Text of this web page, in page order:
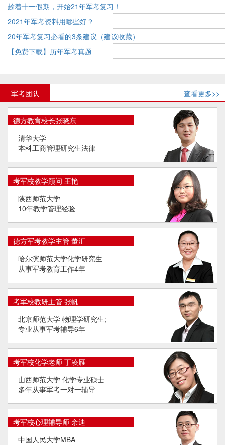
趁着十一假期，开始21年军考复习！
2021年军考资料用哪些好？
20年军考复习必看的3条建议（建议收藏）
【免费下载】历年军考真题
军考团队 查看更多>>
德方教育校长张晓东
清华大学
本科工商管理研究生法律
考军校教学顾问 王艳
陕西师范大学
10年教学管理经验
德方军考教学主管 董汇
哈尔滨师范大学化学研究生
从事军考教育工作4年
考军校教研主管 张帆
北京师范大学 物理学研究生;
专业从事军考辅导6年
考军校化学老师 丁凌雁
山西师范大学 化学专业硕士
多年从事军考一对一辅导
考军校心理辅导师 余迪
中国人民大学MBA